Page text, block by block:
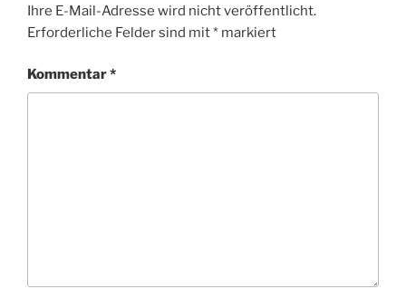
Ihre E-Mail-Adresse wird nicht veröffentlicht.
Erforderliche Felder sind mit* markiert
Kommentar*